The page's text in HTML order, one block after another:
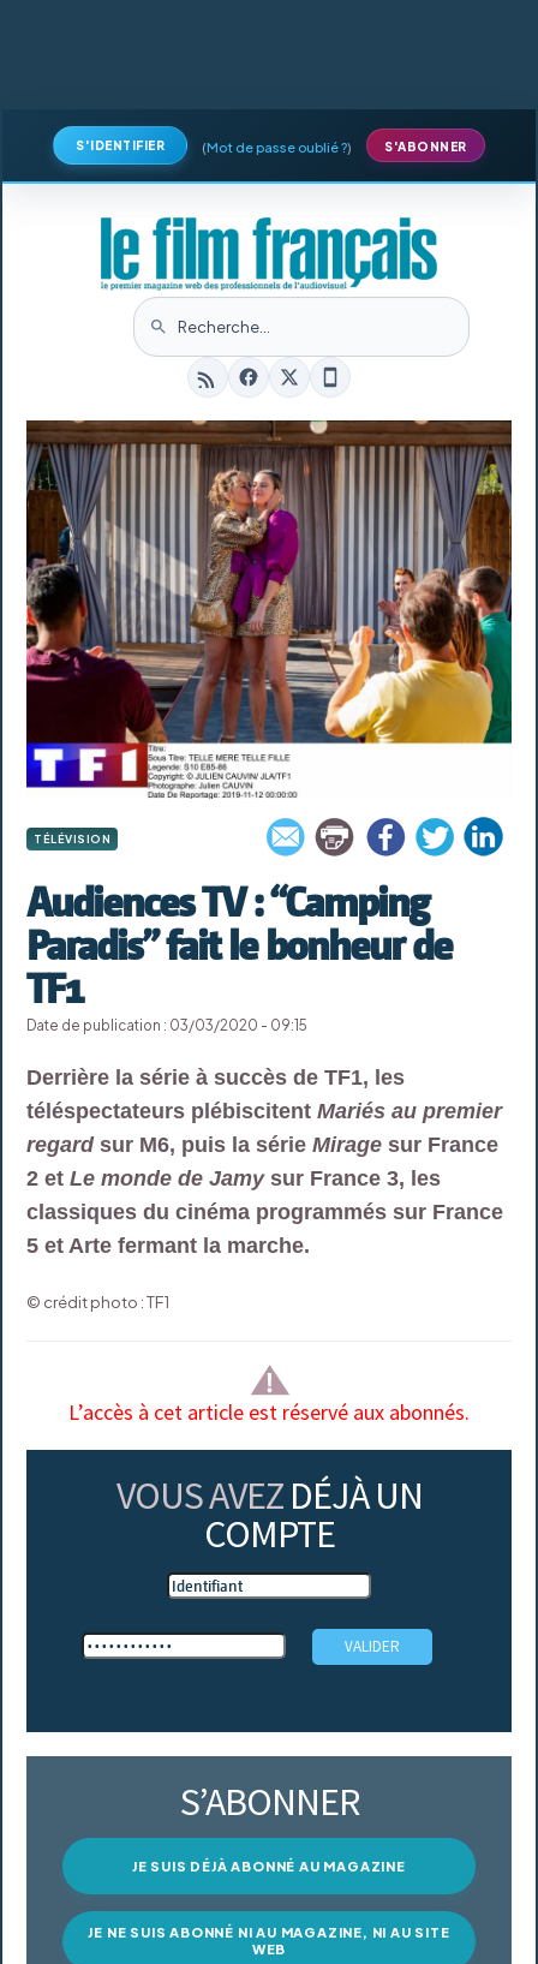
S'IDENTIFIER (Mot de passe oublié ?) S'ABONNER
TÉLÉVISION
Audiences TV : “Camping
Paradis” fait le bonheur de
TF1
Date de publication : 03/03/2020 - 09:15
Derrière la série à succès de TF1, les
téléspectateurs plébiscitentMariés au premier
regardsur M6, puis la sérieMirage sur France
2 etLe monde de Jamysur France 3, les
classiques du cinéma programmés sur France
5 et Arte fermant la marche.
© crédit photo : TF1
L’accès à cet article est réservé aux abonnés.
VOUS AVEZ DÉJÀ UN
COMPTE
S’ABONNER
JE SUIS DÉJÀ ABONNÉ AU MAGAZINE
JE NE SUIS ABONNÉ NI AU MAGAZINE, NI AU SITE
WEB